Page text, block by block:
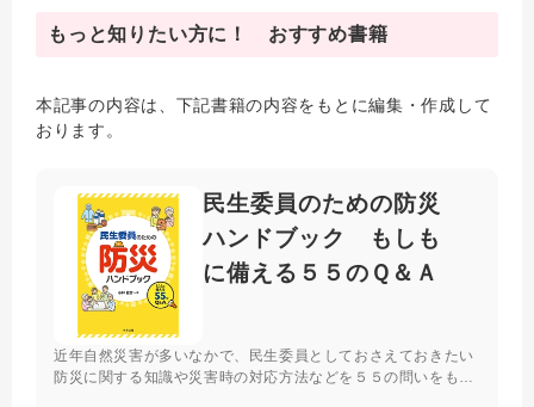
もっと知りたい方に！ おすすめ書籍
本記事の内容は、下記書籍の内容をもとに編集・作成して
おります。
民生委員のための防災
ハンドブック もしも
に備える５５のＱ＆Ａ
近年自然災害が多いなかで、民生委員としておさえておきたい
防災に関する知識や災害時の対応方法などを５５の問いをもと